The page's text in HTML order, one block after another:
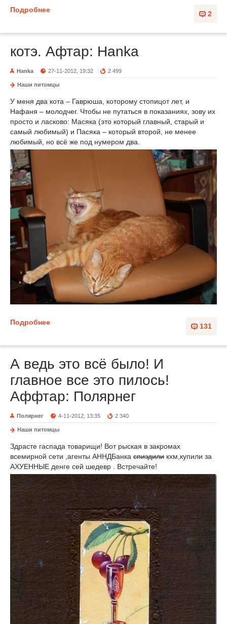
2
Подробнее
котэ. Афтар: Hanka
Hanka 27-11-2012, 19:32 2 499
Наши питомцы
У меня два кота – Гаврюша, которому стопицот лет, и
Нафаня – молодчег. Чтобы не путаться в показаниях, зову их
просто и ласково: Масяка (это который главный, старый и
самый любимый) и Пасяка – который второй, не менее
любимый, но всё же под нумером два.
131
Подробнее
А ведь это всё было! И
главное все это пилось!
Аффтар: Полярнег
Полярнег 4-11-2012, 13:35 2 340
Наши питомцы
Здрасте гаспада товарищи! Вот рыская в закромах
всемирной сети ,агенты АННДБанка спиздили кхм,купили за
АХУЕННЫЕ денге сей шедевр . Встречайте!